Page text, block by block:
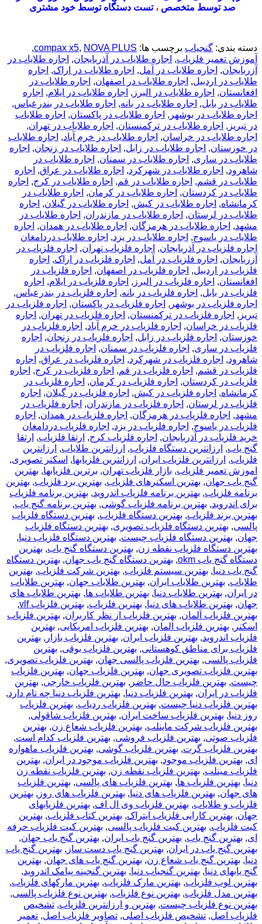
صد توسط متخصص ،تست دستگاه توسط خود مشتری
دسته بندی: گنجیاب برچسب ها: compax x5, NOVA PLUS
,
آموزش تعمیر فلزیاب, اجاره طلایاب در آذربایجان, اجاره طلایاب در
آزربایجان, اجاره طلایاب در آمل, اجاره طلایاب در اراک, اجاره
طلایاب در اردبیل, اجاره طلایاب در اصفهان, اجاره طلایاب در
افغانستان, اجاره طلایاب در البرز , اجاره طلایاب در ایلام, اجاره
طلایاب در بابل, اجاره طلایاب در بانه, اجاره طلایاب در بندرعباس,
اجاره طلایاب در بوشهر , اجاره طلایاب در پاکستان, اجاره طلایاب
در تبریز , اجاره طلایاب در ترکمنستان, اجاره طلایاب در تهران,
اجاره طلایاب در خراسان, اجاره طلایاب در خرم آباد, اجاره طلایاب
در خوزستان, اجاره طلایاب در زابل, اجاره طلایاب در زنجان, اجاره
طلایاب در ساری, اجاره طلایاب در سمنان, اجاره طلایاب در
شاهرود, اجاره طلایاب در شهرکرد, اجاره طلایاب در عراق, اجاره
طلایاب در قشم, اجاره طلایاب در قم, اجاره طلایاب در کرج, اجاره
طلایاب در کردستان, اجاره طلایاب در کرمان, اجاره طلایاب در
کرمانشاه, اجاره طلایاب در کیش, اجاره طلایاب در گیلان, اجاره
طلایاب در لرستان, اجاره طلایاب در مازندران, اجاره طلایاب در
مشهد, اجاره طلایاب در هرمزگان, اجاره طلایاب در همدان, اجاره
طلایاب در یاسوج, اجاره طلایاب در یزد, اجاره طلایاب دردامغان
اجاره فلزیاب در آذربایجان, اجاره فلزیاب تهران, اجاره فلزیاب در
آزربایجان, اجاره فلزیاب در آمل, اجاره فلزیاب در اراک, اجاره
فلزیاب در اردبیل, اجاره فلزیاب در اصفهان, اجاره فلزیاب در
افغانستان, اجاره فلزیاب در البرز , اجاره فلزیاب در ایلام, اجاره
فلزیاب در بابل, اجاره فلزیاب در بانه, اجاره فلزیاب در بندرعباس,
اجاره فلزیاب در بوشهر , اجاره فلزیاب در پاکستان, اجاره فلزیاب در
تبریز , اجاره فلزیاب در ترکمنستان, اجاره فلزیاب در تهران, اجاره
فلزیاب در خراسان, اجاره فلزیاب در خرم آباد, اجاره فلزیاب در
خوزستان, اجاره فلزیاب در زابل, اجاره فلزیاب در زنجان, اجاره
فلزیاب در ساری, اجاره فلزیاب در سمنان, اجاره فلزیاب در
شاهرود, اجاره فلزیاب در شهرکرد, اجاره فلزیاب در عراق, اجاره
فلزیاب در قشم, اجاره فلزیاب در قم, اجاره فلزیاب در کرج, اجاره
فلزیاب در کردستان, اجاره فلزیاب در کرمان, اجاره فلزیاب در
کرمانشاه, اجاره فلزیاب در کیش, اجاره فلزیاب در گیلان, اجاره
فلزیاب در لرستان, اجاره فلزیاب در مازندران, اجاره فلزیاب در
مشهد, اجاره فلزیاب در هرمزگان, اجاره فلزیاب در همدان, اجاره
فلزیاب در یاسوج, اجاره فلزیاب در یزد, اجاره فلزیاب دردامغان
خرید فلزیاب در آذربایجان, اجاره فلزیاب کرج, ارتقا فلزیاب, ارتقا
گنج یاب, ارزانترین دستگاه فلزیاب, ارزانترین طلایاب, ارزانترین
فلزیاب, ارزانترین فلزیاب ایران, ارزانترین فلزیابها, اسکنر تصویری,
اموزش تعمیر فلزیاب, بازار فلزیاب تهران, برترین فلزیابها, بهترين
گنج ياب جهان, بهترین اسکنرهای فلزیاب, بهترین برد فلزیاب, بهترین
برنامه فلزیاب, بهترین برنامه فلزیاب اندروید, بهترین برنامه فلزیاب
برای اندروید, بهترین برنامه فلزیاب گوشی, بهترین برنامه گنج یاب,
بهترین برند فلزیاب, بهترین دستگاه فلزیاب, بهترین دستگاه فلزیاب
پالسی, بهترین دستگاه فلزیاب تصویری, بهترین دستگاه فلزیاب
جهان, بهترین دستگاه فلزیاب چیست, بهترین دستگاه فلزیاب دنیا,
بهترین دستگاه فلزیاب نقطه زن, بهترین دستگاه گنج یاب, بهترین
دستگاه گنج یاب okm
, بهترین دستگاه گنج یاب جهان, بهترین دستگاه
گنج یاب دنیا, بهترین سیستم فلزیاب, بهترین شرکت فلزیاب, بهترین
طلایاب, بهترین طلایاب ایران, بهترین طلایاب جهان, بهترین طلایاب
در ایران, بهترین طلایاب دنیا, بهترین طلایاب ها, بهترین طلایاب های
جهان, بهترین طلایاب های دنیا, بهترین فلزیاب, بهترین فلزیاب vlf
,
بهترین فلزیاب آلمان, بهترین فلزیاب از نظر کاربران, بهترین فلزیاب
اسکنر , بهترین فلزیاب المان, بهترین فلزیاب امریکایی, بهترین
فلزیاب اندروید, بهترین فلزیاب ایران, بهترین فلزیاب بازار , بهترین
فلزیاب برای مناطق کوهستانی, بهترین فلزیاب بوقی, بهترین
فلزیاب پالسی, بهترین فلزیاب پالسی جهان, بهترین فلزیاب تصویری,
بهترین فلزیاب تصویری جهان, بهترین فلزیاب جهان, بهترین فلزیاب
چیست, بهترین فلزیاب حال حاضر , بهترین فلزیاب خارجی, بهترین
فلزیاب در ایران, بهترین فلزیاب دنیا, بهترین فلزیاب دنیا چه نام دارد,
بهترین فلزیاب دنیا چیست, بهترین فلزیاب ردیاب, بهترین فلزیاب
روز دنیا, بهترین فلزیاب ساخت ایران, بهترین فلزیاب شاقولی,
بهترین فلزیاب شرکت ماینلب, بهترین فلزیاب شعاع زن, بهترین
فلزیاب صوتی, بهترین فلزیاب فروشی, بهترین فلزیاب کدام است,
بهترین فلزیاب گرت, بهترین فلزیاب گوشی, بهترین فلزیاب ماهواره
ای, بهترین فلزیاب موجود, بهترین فلزیاب موجود در ایران, بهترین
فلزیاب مینلب, بهترین فلزیاب نقطه زن, بهترین فلزیاب نقطه زن
دنیا, بهترین فلزیاب ها, بهترین فلزیاب های پالسی, بهترین فلزیاب
های جهان, بهترین فلزیاب های دنیا, بهترین فلزیاب های روز , بهترین
فلزیاب و طلایاب, بهترین فلزیاب وی ال اف, بهترین فلزیابهای
جهان, بهترین کارایی فلزیاب ایتراک, بهترین کتاب فلزیاب, بهترین
کیت فلزیاب, بهترین کیت فلزیاب پالسی, بهترین کیت فلزیاب حرفه
ای, بهترین گنج یاب, بهترین گنج یاب ایران, بهترین گنج یاب جهان,
بهترین گنج یاب در ایران, بهترین گنج یاب دست ساز , بهترین گنج یاب
دنیا, بهترین گنج یاب شعاع زن, بهترین گنج یاب های جهان, بهترین
گنج یابهای دنیا, بهترین گنجیاب دنیا, بهترین گنجینه پیامک اندروید,
بهترین لوپ فلزیاب, بهترین مارک فلزیاب, بهترین مارکهای فلزیاب,
بهترین مدل فلزیاب, بهترین نوع فلزیاب, بهترین نوع فلزیاب پالسی,
بهترین نوع فلزیاب چیست, بهترین و ارزانترین فلزیاب, تشخیص
فلزیاب اصل, تشخیص فلزیاب اصلی, تصاویر فلزیاب اصل, تعمیر